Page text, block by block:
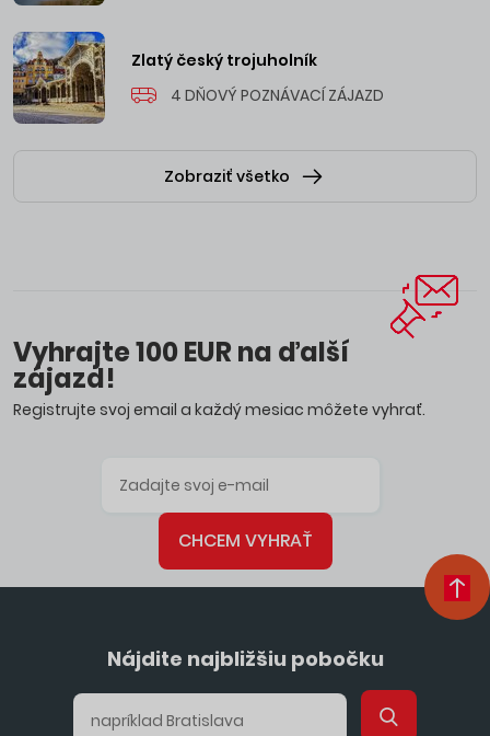
Zlatý český trojuholník
4 DŇOVÝ POZNÁVACÍ ZÁJAZD
Zobraziť všetko
Vyhrajte 100 EUR na ďalší
zájazd!
Registrujte svoj email a každý mesiac môžete vyhrať.
CHCEM VYHRAŤ
Nájdite najbližšiu pobočku